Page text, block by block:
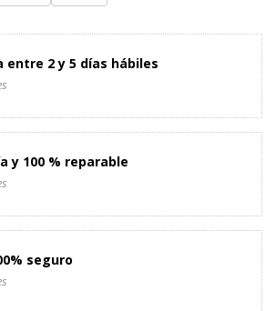
entre 2 y 5 días hábiles
y 100 % reparable
seguro